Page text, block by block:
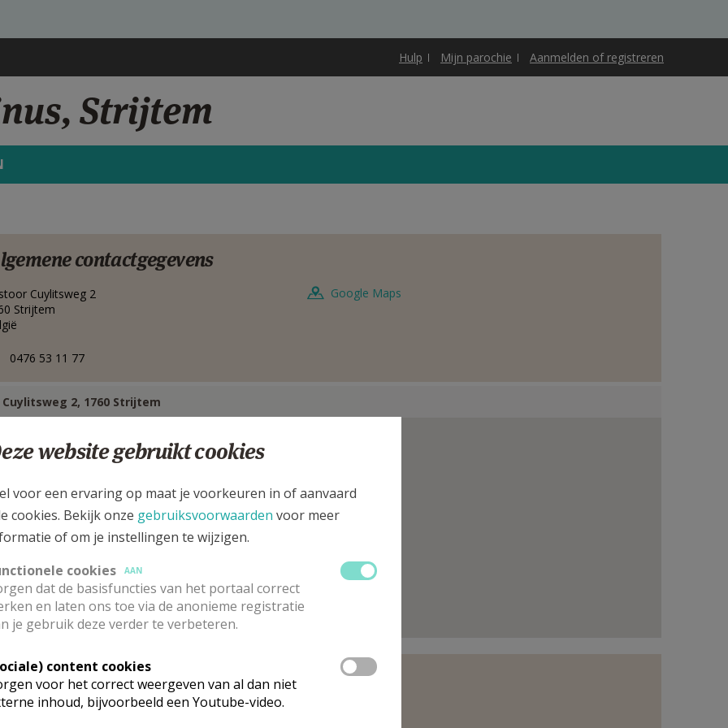
Hulp Mijn parochie Aanmelden of registreren
Strijtem
contactgegevens
Cuylitsweg 2
Strijtem
0476 53 11 77
Google Maps
2, 1760 Strijtem
website gebruikt cookies
voor een ervaring op maat je voorkeuren in of aanvaard
cookies. Bekijk onze gebruiksvoorwaarden voor meer
of om je instellingen te wijzigen.
cookies
AAN
dat de basisfuncties van het portaal correct
en laten ons toe via de anonieme registratie
je gebruik deze verder te verbeteren.
content cookies
voor het correct weergeven van al dan niet
inhoud, bijvoorbeeld een Youtube-video.